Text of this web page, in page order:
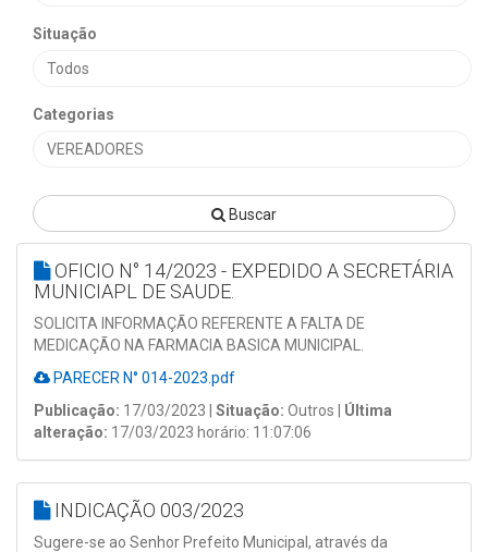
Situação
Categorias
Buscar
OFICIO N° 14/2023 - EXPEDIDO A SECRETÁRIA
MUNICIAPL DE SAUDE.
SOLICITA INFORMAÇÃO REFERENTE A FALTA DE
MEDICAÇÃO NA FARMACIA BASICA MUNICIPAL.
PARECER N° 014-2023.pdf
Publicação: 17/03/2023 | Situação: Outros | Última
alteração: 17/03/2023 horário: 11:07:06
INDICAÇÃO 003/2023
Sugere-se ao Senhor Prefeito Municipal, através da